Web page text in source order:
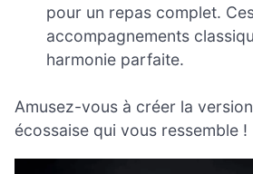
pour un repas complet.
accompagnements
harmonie parfaite.
Amusez-vous à créer la
écossaise qui vous ressemble !